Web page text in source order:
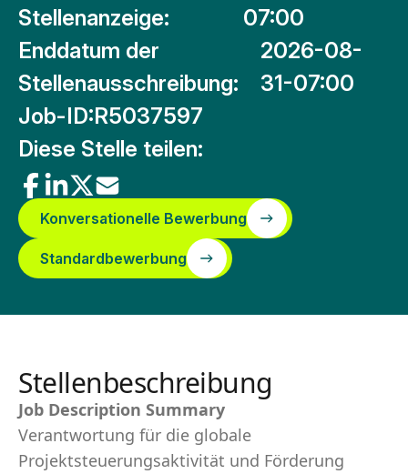
Stellenanzeige:
07:00
Enddatum der
Stellenausschreibung:
2026-08-
31-07:00
Job-ID:R5037597
Diese Stelle teilen:
Konversationelle Bewerbung
Standardbewerbung
Stellenbeschreibung
Job Description Summary
Verantwortung für die globale
Projektsteuerungsaktivität und Förderung